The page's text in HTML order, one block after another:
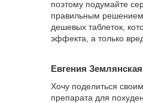
поэтому подумайте
правильным
дешевых таблеток,
эффекта, а только
Евгения Землянская
Хочу поделиться
препарата для